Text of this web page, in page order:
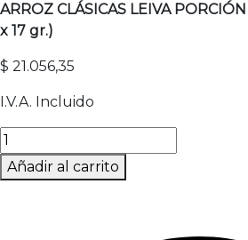
ARROZ CLÁSICAS LEIVA
x 17 gr.)
$ 21.056,35
I.V.A. Incluido
Tostadas
de
Arroz
Añadir al carrito